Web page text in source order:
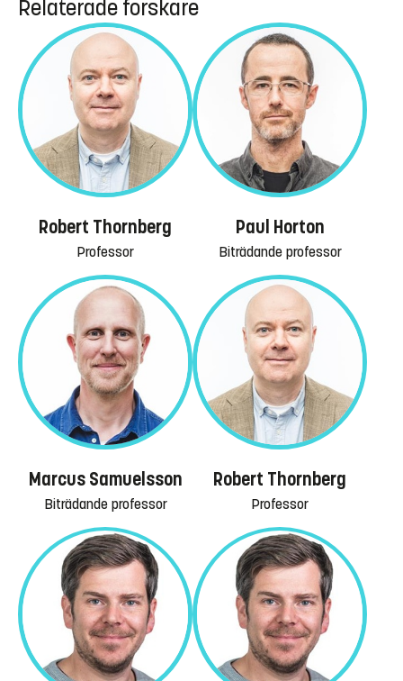
Relaterade forskare
Robert Thornberg
Professor
Paul Horton
Biträdande professor
Marcus Samuelsson
Biträdande professor
Robert Thornberg
Professor